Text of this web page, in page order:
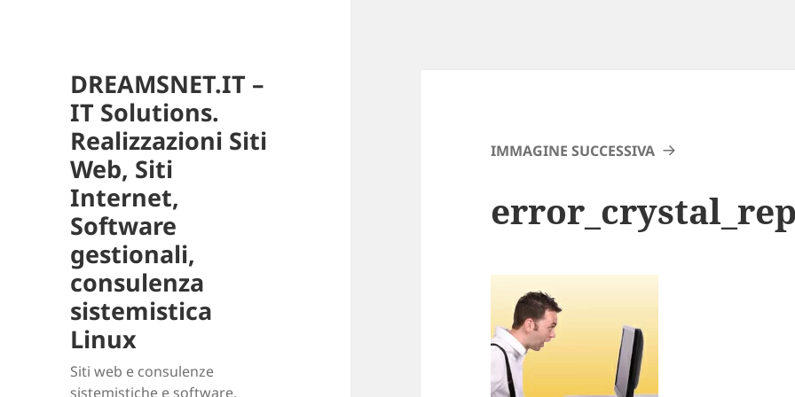
DREAMSNET.IT –
IT Solutions.
Realizzazioni Siti
Web, Siti
Internet,
Software
gestionali,
consulenza
sistemistica
Linux
Siti web e consulenze
sistemistiche e software.
IMMAGINE SUCCESSIVA